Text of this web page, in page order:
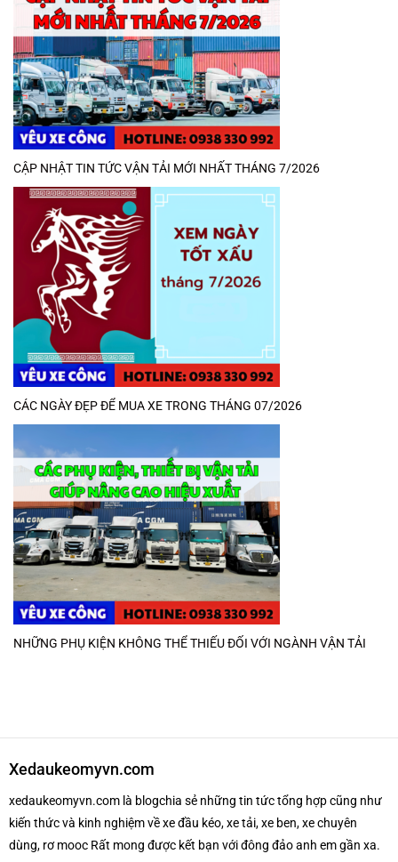
CẬP NHẬT TIN TỨC VẬN TẢI MỚI NHẤT THÁNG 7/2026
CÁC NGÀY ĐẸP ĐỂ MUA XE TRONG THÁNG 07/2026
NHỮNG PHỤ KIỆN KHÔNG THỂ THIẾU ĐỐI VỚI NGÀNH VẬN TẢI
Xedaukeomyvn.com
xedaukeomyvn.com là blogchia sẻ những tin tức tổng hợp cũng như
kiến thức và kinh nghiệm về xe đầu kéo, xe tải, xe ben, xe chuyên
dùng, rơ mooc Rất mong được kết bạn với đông đảo anh em gần xa.